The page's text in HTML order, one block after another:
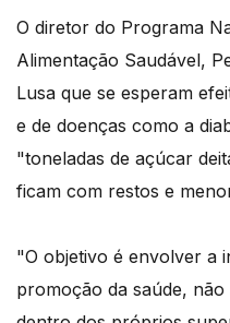
O diretor do Programa
Alimentação Saudável,
Lusa que se esperam
e de doenças como a
"toneladas de açúcar
ficam com restos e
"O objetivo é envolver a
promoção da saúde,